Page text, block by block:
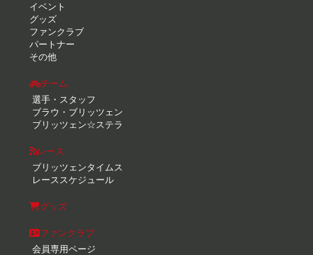
イベント
グッズ
ファンクラブ
パートナー
その他
チーム
選手・スタッフ
ブラウ・ブリッツェン
ブリッツェン☆ステラ
レース
ブリッツェンタイムス
レーススケジュール
グッズ
ファンクラブ
会員専用ページ